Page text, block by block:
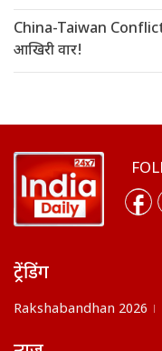
China-Taiwan
आखिरी वार!
ट्रेंडिंग
Rakshabandhan 2026